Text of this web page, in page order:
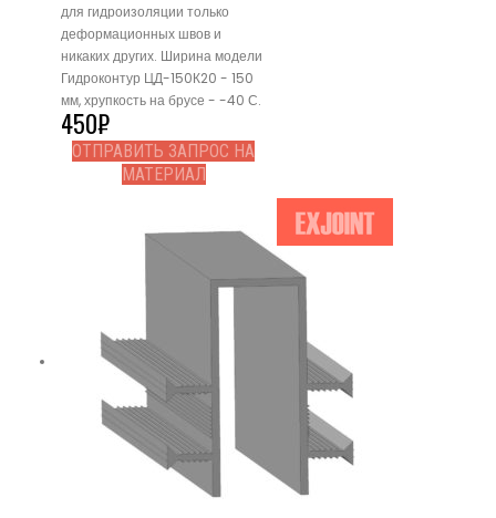
для гидроизоляции только
деформационных швов и
никаких других. Ширина модели
Гидроконтур ЦД-150К20 - 150
мм, хрупкость на брусе - -40 С.
450₽
ОТПРАВИТЬ ЗАПРОС НА
МАТЕРИАЛ